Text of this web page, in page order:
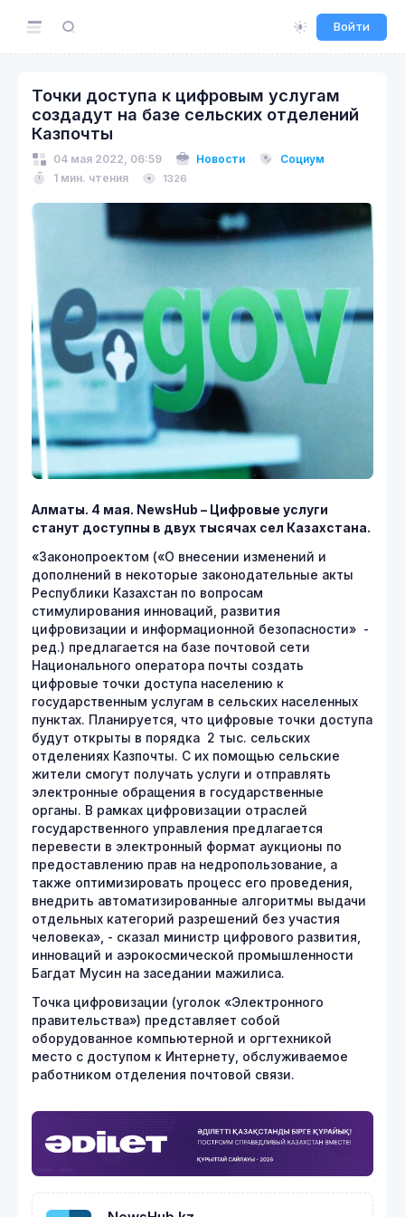
Войти
Точки доступа к цифровым услугам
создадут на базе сельских отделений
Казпочты
04 мая 2022, 06:59 Новости
Социум
1 мин. чтения
1326
Алматы. 4 мая. NewsHub – Цифровые услуги
станут доступны в двух тысячах сел Казахстана.
«Законопроектом («О внесении изменений и
дополнений в некоторые законодательные акты
Республики Казахстан по вопросам
стимулирования инноваций, развития
цифровизации и информационной безопасности» -
ред.) предлагается на базе почтовой сети
Национального оператора почты создать
цифровые точки доступа населению к
государственным услугам в сельских населенных
пунктах. Планируется, что цифровые точки доступа
будут открыты в порядка 2 тыс. сельских
отделениях Казпочты. С их помощью сельские
жители смогут получать услуги и отправлять
электронные обращения в государственные
органы. В рамках цифровизации отраслей
государственного управления предлагается
перевести в электронный формат аукционы по
предоставлению прав на недропользование, а
также оптимизировать процесс его проведения,
внедрить автоматизированные алгоритмы выдачи
отдельных категорий разрешений без участия
человека», - сказал министр цифрового развития,
инноваций и аэрокосмической промышленности
Багдат Мусин на заседании мажилиса.
Точка цифровизации (уголок «Электронного
правительства») представляет собой
оборудованное компьютерной и оргтехникой
место с доступом к Интернету, обслуживаемое
работником отделения почтовой связи.